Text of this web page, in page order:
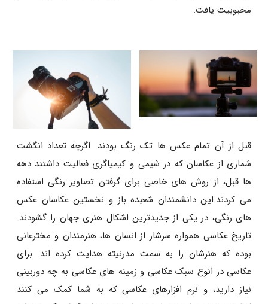
محبوبیت یافت.
قبل از آن تمام عکس ها تک رنگ بودند. اگرچه تعداد انگشت
شماری از عکاسان که در شیمی و کیمیاگری فعالیت داشتند دهه
ها قبل، از روش های خاصی برای گرفتن تصاویر رنگی استفاده
می کردند.این دانشمندان شعبده باز و نخستین عکاسان عکس
های رنگی، در یکی از جدیدترین اشکال هنری جهان را گشودند.
تاریخ عکاسی همواره سرشار از انسان ها، هنرمندان و مخترعانی
بوده که هنرشان را به سمت مدرنیته هدایت کرده اند. برای
عکاسی در انوع سبک عکاسی و زمینه های عکاسی به چه دوربینی
نیاز دارید، و نرم افزارهای عکاسی که به شما کمک می کنند